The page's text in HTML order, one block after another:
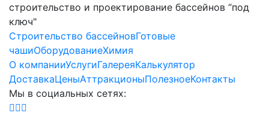
строительство и проектирование бассейнов “под
ключ"
Строительство бассейновГотовые
чашиОборудованиеХимия
О компанииУслугиГалереяКалькулятор
ДоставкаЦеныАттракционыПолезноеКонтакты
Мы в социальных сетях: